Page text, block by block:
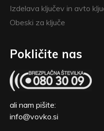
Izdelava ključev in avto
Obeski za ključe
Pokličite nas
ali nam pišite:
info@vovko.si